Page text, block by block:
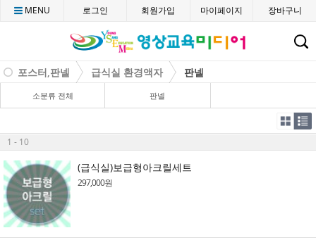
CMENU 로그인 회원가입 마이페이지 장바구니
포스터,판넬 급식실 환경액자 판넬
소분류 전체 판넬
1 - 10
(급식실)보급형아크릴세트
297,000원